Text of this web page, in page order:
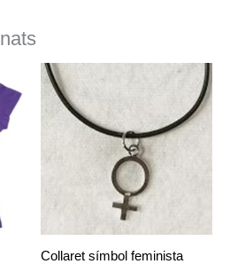
Collaret símbol feminista